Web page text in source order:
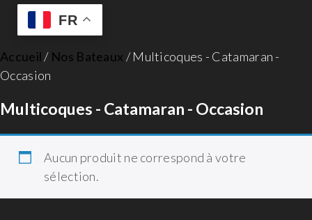
FR
Accueil / Nos Bateaux / Multicoques - Catamaran -
Occasion
Multicoques - Catamaran - Occasion
Aucun produit ne correspond à votre
sélection.